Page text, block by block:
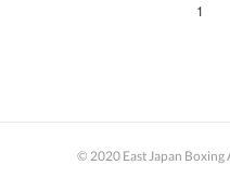
1
© 2020 East Japan Boxing